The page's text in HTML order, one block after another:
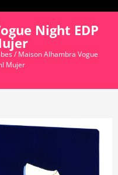
Night EDP
/ Maison Alhambra Vogue
Mujer